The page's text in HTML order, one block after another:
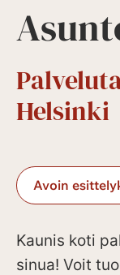
Helsinki
Avoin
Kaunis koti
sinua! Voit